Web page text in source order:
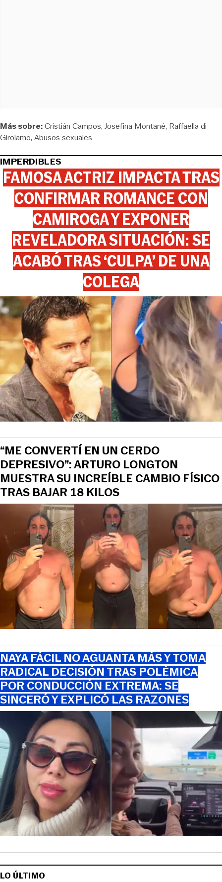
Más sobre:Cristián Campos Josefina Montané Raffaella di
Girolamo Abusos sexuales
IMPERDIBLES
FAMOSA ACTRIZ IMPACTA TRAS
CONFIRMAR ROMANCE CON
CAMIROGA Y EXPONER
REVELADORA SITUACIÓN: SE
ACABÓ TRAS ‘CULPA’ DE UNA
COLEGA
“ME CONVERTÍ EN UN CERDO
DEPRESIVO”: ARTURO LONGTON
MUESTRA SU INCREÍBLE CAMBIO FÍSICO
TRAS BAJAR 18 KILOS
NAYA FÁCIL NO AGUANTA MÁS Y TOMA
RADICAL DECISIÓN TRAS POLÉMICA
POR CONDUCCIÓN EXTREMA: SE
SINCERÓ Y EXPLICÓ LAS RAZONES
LO ÚLTIMO